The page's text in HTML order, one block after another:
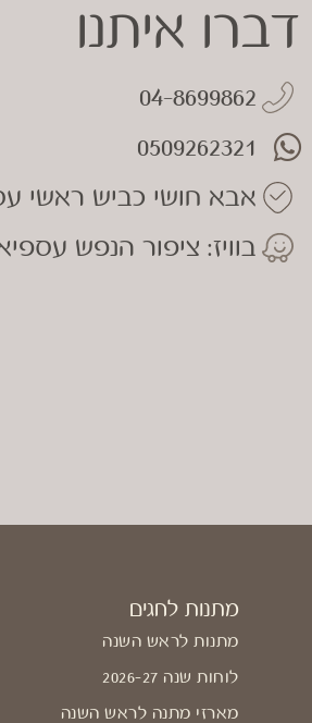
דברו איתנו
04-8699862
0509262321
אבא חושי כביש ראשי
בוויז: ציפור הנפש
מתנות לחגים
מתנות לראש השנה
לוחות שנה 2026-27
מארזי מתנה לראש השנה